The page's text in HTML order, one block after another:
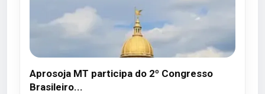
Aprosoja MT participa do 2º Congresso
Brasileiro...